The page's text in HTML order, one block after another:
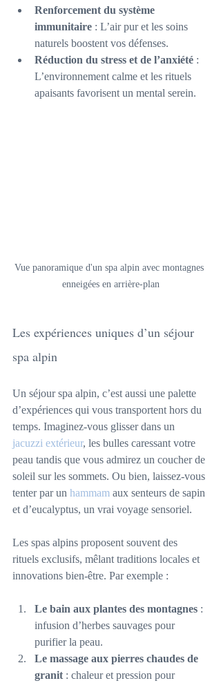
Renforcement du système
immunitaire : L’air pur et les soins
naturels boostent vos défenses.
Réduction du stress et de l’anxiété :
L’environnement calme et les rituels
apaisants favorisent un mental serein.
Vue panoramique d'un spa alpin avec montagnes
enneigées en arrière-plan
Les expériences uniques d’un séjour
spa alpin
Un séjour spa alpin, c’est aussi une palette
d’expériences qui vous transportent hors du
temps. Imaginez-vous glisser dans un
jacuzzi extérieur, les bulles caressant votre
peau tandis que vous admirez un coucher de
soleil sur les sommets. Ou bien, laissez-vous
tenter par un hammam aux senteurs de sapin
et d’eucalyptus, un vrai voyage sensoriel.
Les spas alpins proposent souvent des
rituels exclusifs, mêlant traditions locales et
innovations bien-être. Par exemple :
Le bain aux plantes des montagnes :
infusion d’herbes sauvages pour
purifier la peau.
Le massage aux pierres chaudes de
granit : chaleur et pression pour